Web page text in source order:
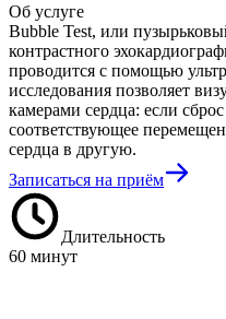
Об услуге
Bubble Test, или
контрастного
проводится с помощью
исследования позволяет
камерами сердца: если
соответствующее
сердца в другую.
Записаться на приём
Длительность
60 минут